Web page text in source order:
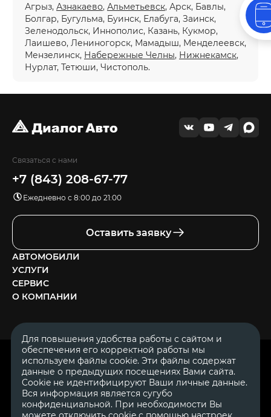
Агрыз, Азнакаево, Альметьевск, Арск, Бавлы,
Болгар, Бугульма, Буинск, Елабуга, Заинск,
Зеленодольск, Иннополис, Казань, Кукмор,
Лаишево, Лениногорск, Мамадыш, Менделеевск,
Мензелинск, Набережные Челны, Нижнекамск,
Нурлат, Тетюши, Чистополь.
Связаться с нами
+7 (843) 208-67-77
Ежедневно с 8:00 до 21:00
Оставить заявку
АВТОМОБИЛИ
УСЛУГИ
СЕРВИС
О КОМПАНИИ
© 2007—2026 «Диалог Авто» — автосалон. Все права защищены.
Обращаем Ваше внимание на то, что данный Интернет-сайт
носит исключительно информационный характер и ни при
каких условиях не является публичной офертой, определяемой
ОГРН 1111644005153
ИНН 1644062657
Для повышения удобства работы с сайтом и
обеспечения его корректной работы мы
используем файлы cookie. Эти файлы содержат
данные о предыдущих посещениях Вами сайта.
Cookie не идентифицируют Ваши личные данные.
Вся информация является сугубо
конфиденциальной. При необходимости Вы